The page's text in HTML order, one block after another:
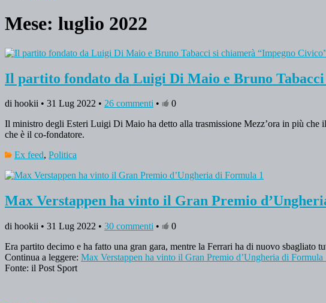
Mese: luglio 2022
Il partito fondato da Luigi Di Maio e Bruno
di hookii • 31 Lug 2022 • 26 commenti •
0
Il ministro degli Esteri Luigi Di Maio ha detto alla trasmissione Mezz’ora in più che
che è il co-fondatore.
Ex feed, Politica
Max Verstappen ha vinto il Gran Premio
di hookii • 31 Lug 2022 • 30 commenti •
0
Era partito decimo e ha fatto una gran gara, mentre la Ferrari ha di nuovo sbagliato
Continua a leggere: Max Verstappen ha vinto il Gran Premio d’Ungheria di Formula
Fonte: il Post Sport